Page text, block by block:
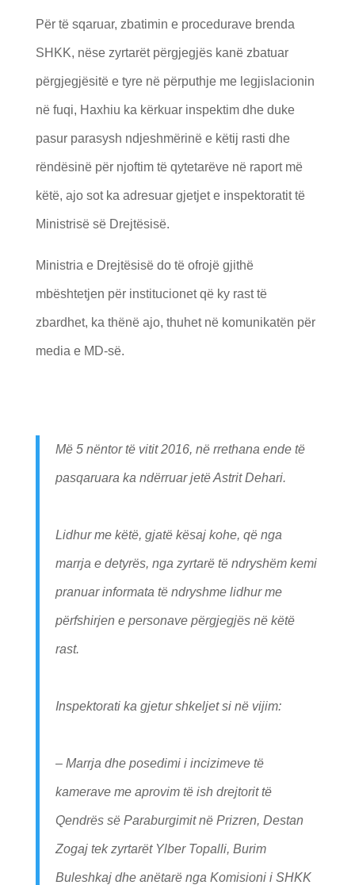
Për të sqaruar, zbatimin e procedurave brenda
SHKK, nëse zyrtarët përgjegjës kanë zbatuar
përgjegjësitë e tyre në përputhje me legjislacionin
në fuqi, Haxhiu ka kërkuar inspektim dhe duke
pasur parasysh ndjeshmërinë e këtij rasti dhe
rëndësinë për njoftim të qytetarëve në raport më
këtë, ajo sot ka adresuar gjetjet e inspektoratit të
Ministrisë së Drejtësisë.
Ministria e Drejtësisë do të ofrojë gjithë
mbështetjen për institucionet që ky rast të
zbardhet, ka thënë ajo, thuhet në komunikatën për
media e MD-së.
Më 5 nëntor të vitit 2016, në rrethana ende të
pasqaruara ka ndërruar jetë Astrit Dehari.
Lidhur me këtë, gjatë kësaj kohe, që nga
marrja e detyrës, nga zyrtarë të ndryshëm kemi
pranuar informata të ndryshme lidhur me
përfshirjen e personave përgjegjës në këtë
rast.
Inspektorati ka gjetur shkeljet si në vijim:
– Marrja dhe posedimi i incizimeve të
kamerave me aprovim të ish drejtorit të
Qendrës së Paraburgimit në Prizren, Destan
Zogaj tek zyrtarët Ylber Topalli, Burim
Buleshkaj dhe anëtarë nga Komisioni i SHKK